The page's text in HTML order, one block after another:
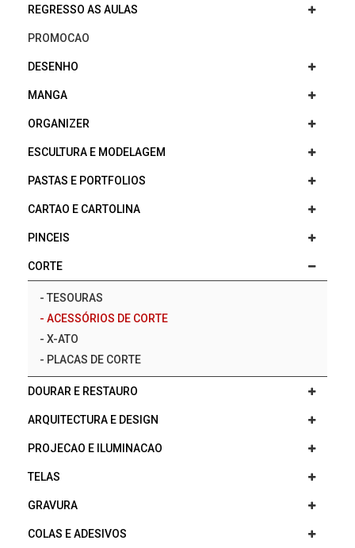
REGRESSO AS AULAS
PROMOCAO
DESENHO
MANGA
ORGANIZER
ESCULTURA E MODELAGEM
PASTAS E PORTFOLIOS
CARTAO E CARTOLINA
PINCEIS
CORTE
- TESOURAS
- ACESSÓRIOS DE CORTE
- X-ATO
- PLACAS DE CORTE
DOURAR E RESTAURO
ARQUITECTURA E DESIGN
PROJECAO E ILUMINACAO
TELAS
GRAVURA
COLAS E ADESIVOS